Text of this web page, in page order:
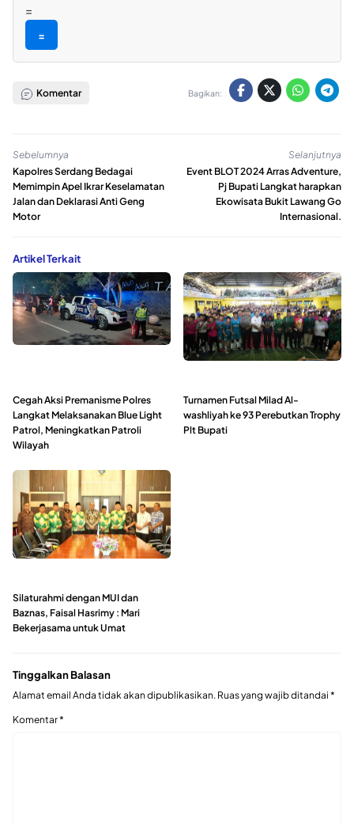
=
=
Komentar Bagikan:
Sebelumnya
Kapolres Serdang Bedagai
Memimpin Apel Ikrar Keselamatan
Jalan dan Deklarasi Anti Geng
Motor
Selanjutnya
Event BLOT 2024 Arras Adventure,
Pj Bupati Langkat harapkan
Ekowisata Bukit Lawang Go
Internasional.
Artikel Terkait
Cegah Aksi Premanisme Polres
Langkat Melaksanakan Blue Light
Patrol, Meningkatkan Patroli
Wilayah
Turnamen Futsal Milad Al-
washliyah ke 93 Perebutkan Trophy
Plt Bupati
Silaturahmi dengan MUI dan
Baznas, Faisal Hasrimy : Mari
Bekerjasama untuk Umat
Tinggalkan Balasan
Alamat email Anda tidak akan dipublikasikan. Ruas yang wajib ditandai *
Komentar*